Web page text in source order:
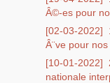
Â©-es pour
[02-03-2022]
Â¨ve pour
[10-01-2022]
nationale